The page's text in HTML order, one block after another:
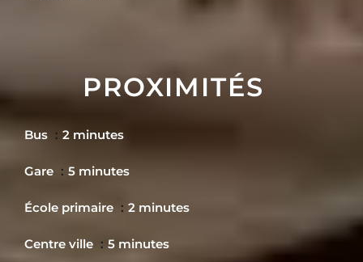
PROXIMITÉS
Bus 2 minutes
Gare 5 minutes
École primaire 2 minutes
Centre ville 5 minutes